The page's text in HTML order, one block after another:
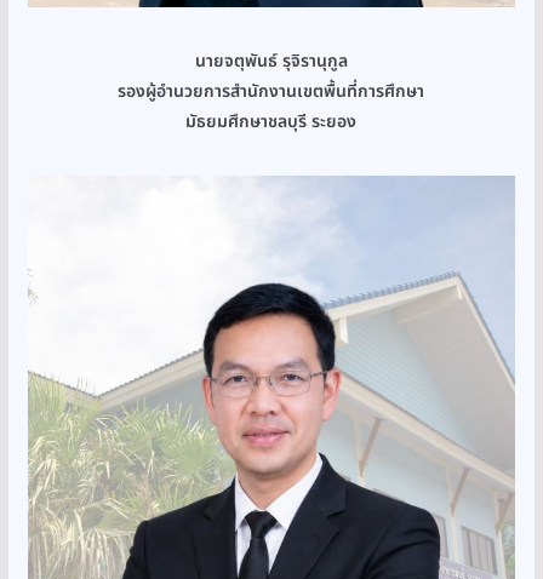
นายจตุพันธ์ รุจิรานุกูล
รองผู้อำนวยการสำนักงานเขตพื้นที่การศึกษา
มัธยมศึกษาชลบุรี ระยอง